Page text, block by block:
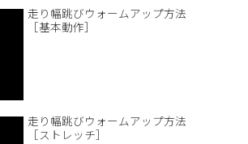
走り幅跳びウォームアップ方法
［基本動作］
走り幅跳びウォームアップ方法
［ストレッチ］